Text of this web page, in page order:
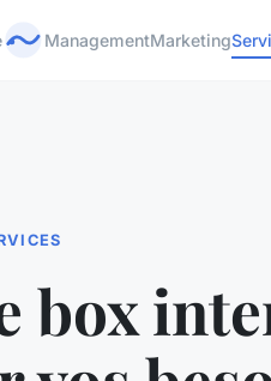
ManagementMarketing
box